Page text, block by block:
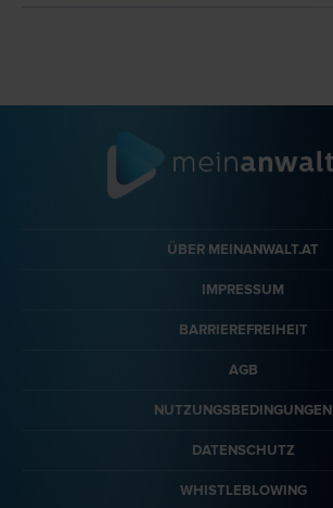
ÜBER MEINANWALT.AT
IMPRESSUM
BARRIEREFREIHEIT
AGB
NUTZUNGSBEDINGUNGEN
DATENSCHUTZ
WHISTLEBLOWING